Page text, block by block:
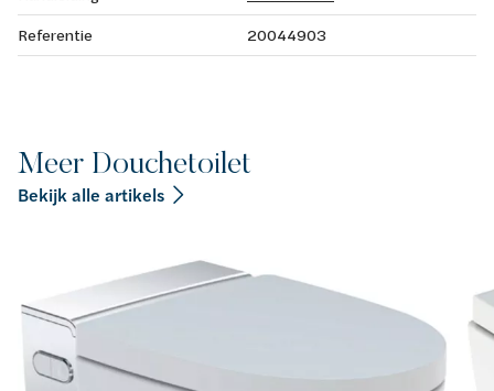
Referentie
20044903
Meer Douchetoilet
Bekijk alle artikels